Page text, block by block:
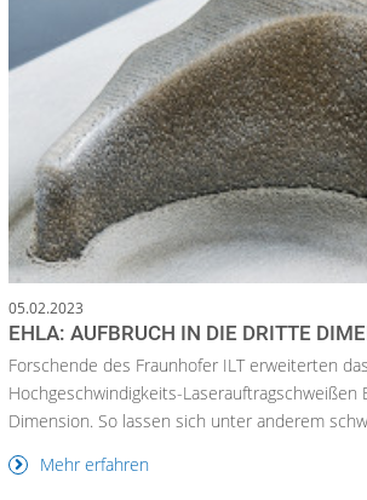
05.02.2023
EHLA: AUFBRUCH IN DIE DRITTE
Forschende des Fraunhofer ILT erweiterten
Hochgeschwindigkeits-Laserauftragschweißen
Dimension. So lassen sich unter anderem
Mehr erfahren